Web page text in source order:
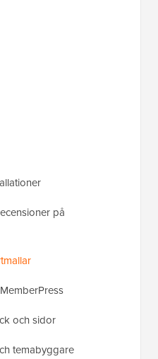
på
och sidor
temabyggare